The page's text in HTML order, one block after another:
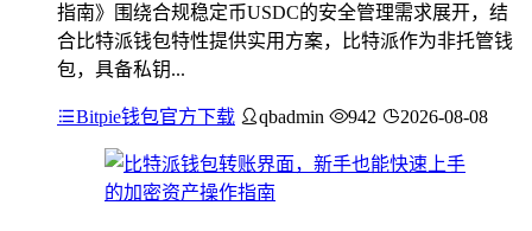
指南》围绕合规稳定币USDC的安全管理需求展开，结
合比特派钱包特性提供实用方案，比特派作为非托管钱
包，具备私钥...
Bitpie钱包官方下载 qbadmin 942 2026-08-08